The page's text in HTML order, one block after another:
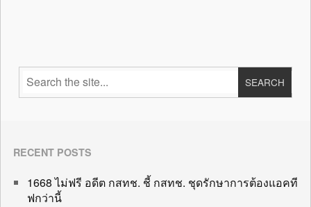
RECENT POSTS
1668 ไม่ฟรี อดีต กสทช. ชี้ กสทช. ชุดรักษาการต้องแอคที
ฟกว่านี้